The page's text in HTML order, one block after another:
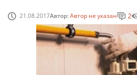
21.08.2017Автор:Автор не указан 2